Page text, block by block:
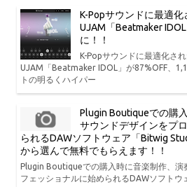
K-Popサウンドに最適
UJAM「Beatmaker
に！！
K-Popサウンドに最適化さ
UJAM「Beatmaker IDOL」が87%OFF、
トの明るくハイパー
Plugin Boutiqueでの購
サウンドデザインをプ
られるDAWソフトウェア「Bitwig
から選んで無料でもらえます！！
Plugin Boutiqueでの購入時に音楽制作、演
フェッショナルに始められるDAWソフト